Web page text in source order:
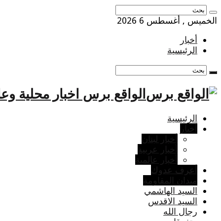
الخميس , أغسطس 6 2026
أخبار
الرئيسية
الواقع برس اخبار محلية
الرئيسية
أخبار
أخبار لبنان
أخبار عربية
أخبار عالمية
أعرف عدوك
ميدان المقاومة
السيد الهاشمي
السيد الاقدس
رجال الله